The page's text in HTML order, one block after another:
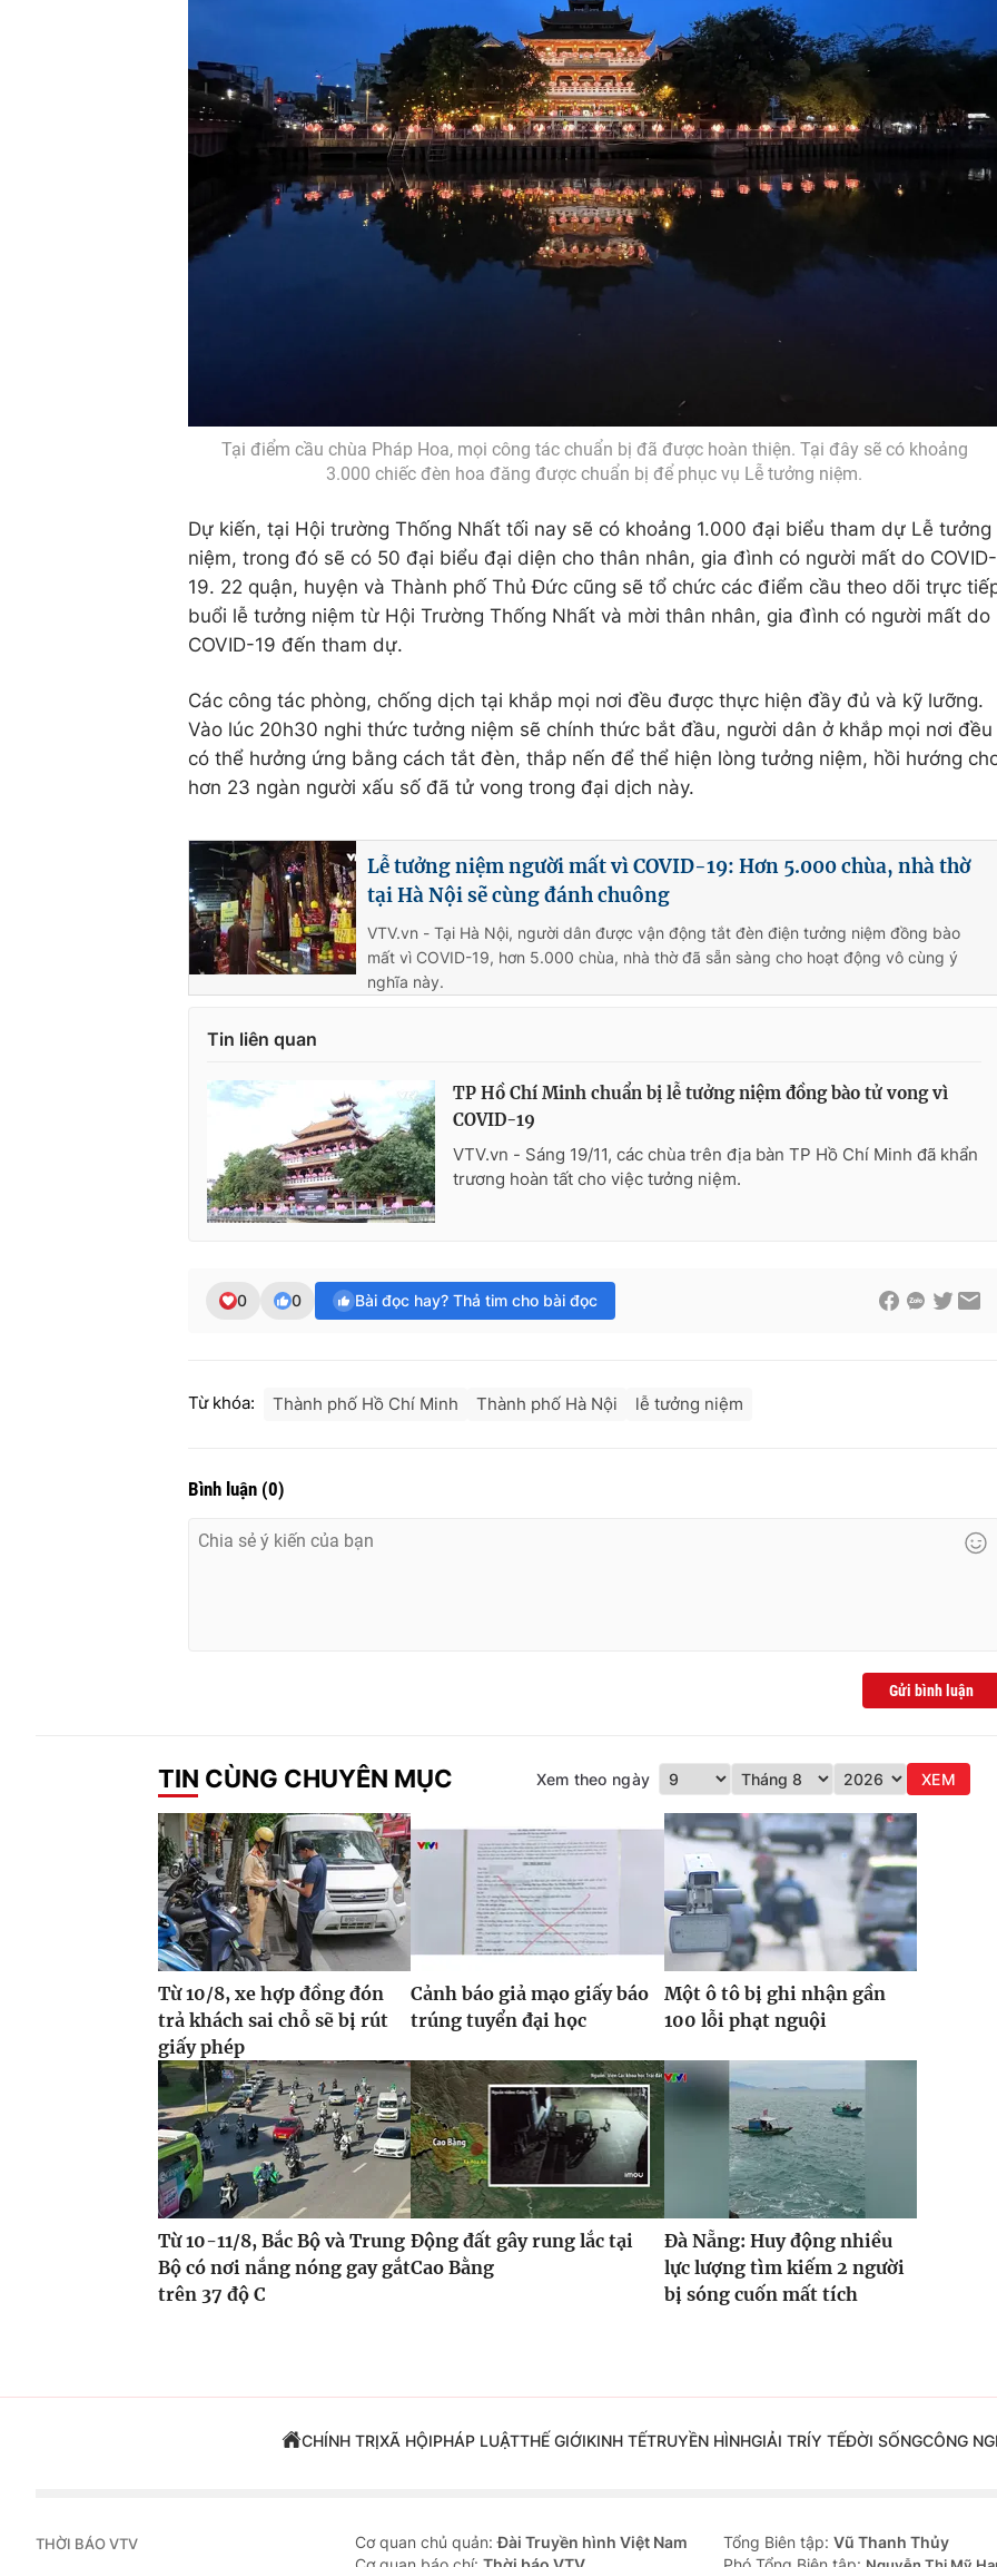
Tại điểm cầu chùa Pháp Hoa, mọi công tác chuẩn bị đã được hoàn thiện. Tại đây sẽ có khoảng
3.000 chiếc đèn hoa đăng được chuẩn bị để phục vụ Lễ tưởng niệm.
Dự kiến, tại Hội trường Thống Nhất tối nay sẽ có khoảng 1.000 đại biểu tham dự Lễ tưởng
niệm, trong đó sẽ có 50 đại biểu đại diện cho thân nhân, gia đình có người mất do COVID-
19. 22 quận, huyện và Thành phố Thủ Đức cũng sẽ tổ chức các điểm cầu theo dõi trực
buổi lễ tưởng niệm từ Hội Trường Thống Nhất và mời thân nhân, gia đình có người mất do
COVID-19 đến tham dự.
Các công tác phòng, chống dịch tại khắp mọi nơi đều được thực hiện đầy đủ và kỹ lưỡng.
Vào lúc 20h30 nghi thức tưởng niệm sẽ chính thức bắt đầu, người dân ở khắp mọi nơi đều
có thể hưởng ứng bằng cách tắt đèn, thắp nến để thể hiện lòng tưởng niệm, hồi hướng
hơn 23 ngàn người xấu số đã tử vong trong đại dịch này.
Lễ tưởng niệm người mất vì COVID-19: Hơn 5.000 chùa, nhà thờ
tại Hà Nội sẽ cùng đánh chuông
VTV.vn - Tại Hà Nội, người dân được vận động tắt đèn điện tưởng niệm đồng bào
mất vì COVID-19, hơn 5.000 chùa, nhà thờ đã sẵn sàng cho hoạt động vô cùng ý
nghĩa này.
Tin liên quan
TP Hồ Chí Minh chuẩn bị lễ tưởng niệm đồng bào tử vong vì
COVID-19
VTV.vn - Sáng 19/11, các chùa trên địa bàn TP Hồ Chí Minh đã khẩn
trương hoàn tất cho việc tưởng niệm.
0 0 Bài đọc hay? Thả tim cho bài đọc
Từ khóa: Thành phố Hồ Chí Minh Thành phố Hà Nội lễ tưởng niệm
Bình luận (0)
Gửi bình luận
TIN CÙNG CHUYÊN MỤC Xem theo ngày XEM
Từ 10/8, xe hợp đồng đón
trả khách sai chỗ sẽ bị rút
giấy phép
Cảnh báo giả mạo giấy báo
trúng tuyển đại học
Một ô tô bị ghi nhận gần
100 lỗi phạt nguội
Từ 10-11/8, Bắc Bộ và Trung
Bộ có nơi nắng nóng gay gắt
trên 37 độ C
Động đất gây rung lắc tại
Cao Bằng
Đà Nẵng: Huy động nhiều
lực lượng tìm kiếm 2 người
bị sóng cuốn mất tích
CHÍNH TRỊXÃ HỘIPHÁP LUẬTTHẾ GIỚIKINH TẾTRUYỀN HÌNHGIẢI TRÍY TẾĐỜI SỐNGCÔNG
THỜI BÁO VTV Cơ quan chủ quản:Đài Truyền hình Việt Nam
Tổng Biên tập: Vũ Thanh Thủy